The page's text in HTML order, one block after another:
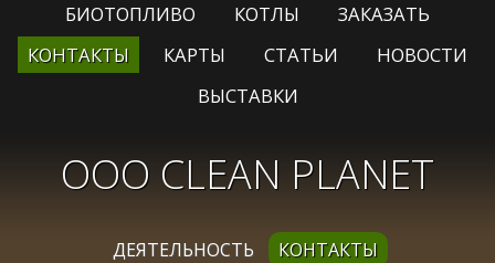
БИОТОПЛИВО КОТЛЫ
ЗАКАЗАТЬ
КОНТАКТЫ
КАРТЫ СТАТЬИ
НОВОСТИ
ВЫСТАВКИ
ООО CLEAN PLANET
ДЕЯТЕЛЬНОСТЬ КОНТАКТЫ